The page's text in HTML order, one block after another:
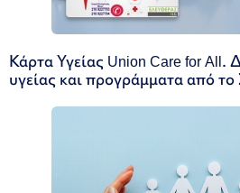
Κάρτα Υγείας Union Care for All.
υγείας και προγράμματα από